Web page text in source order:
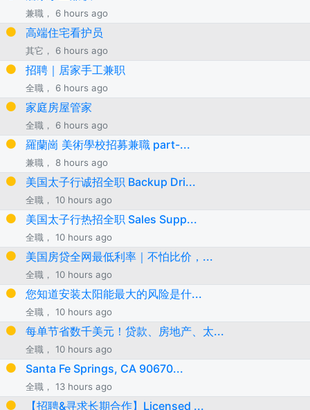
兼職， 6 hours ago
高端住宅看护员
其它， 6 hours ago
招聘｜居家手工兼职
全職， 6 hours ago
家庭房屋管家
全職， 6 hours ago
羅蘭崗 美術學校招募兼職 part-...
兼職， 8 hours ago
美国太子行诚招全职 Backup Dri...
全職， 10 hours ago
美国太子行热招全职 Sales Supp...
全職， 10 hours ago
美国房贷全网最低利率｜不怕比价，...
全職， 10 hours ago
您知道安装太阳能最大的风险是什...
全職， 10 hours ago
每单节省数千美元！贷款、房地产、太...
全職， 10 hours ago
Santa Fe Springs, CA 90670...
全職， 13 hours ago
【招聘&寻求长期合作】Licensed ...